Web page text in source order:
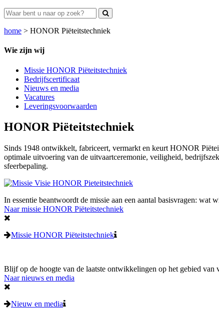
home > HONOR Piëteitstechniek
Wie zijn wij
Missie HONOR Piëteitstechniek
Bedrijfscertificaat
Nieuws en media
Vacatures
Leveringsvoorwaarden
HONOR Piëteitstechniek
Sinds 1948 ontwikkelt, fabriceert, vermarkt en keurt HONOR
optimale uitvoering van de uitvaartceremonie, veiligheid,
sfeerbepaling.
In essentie beantwoordt de missie aan een aantal basisvragen:
Naar missie HONOR Piëteitstechniek
Missie HONOR Piëteitstechniek
Blijf op de hoogte van de laatste ontwikkelingen op het gebied
Naar nieuws en media
Nieuw en media